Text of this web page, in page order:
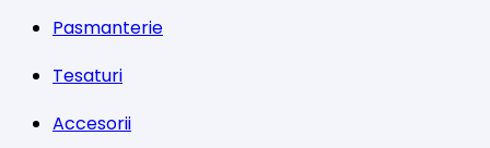
Pasmanterie
Tesaturi
Accesorii